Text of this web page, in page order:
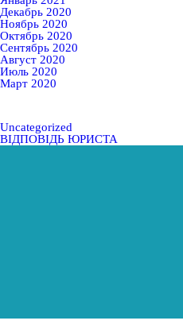
Декабрь 2020
Ноябрь 2020
Октябрь 2020
Сентябрь 2020
Август 2020
Июль 2020
Март 2020
Uncategorized
ВІДПОВІДЬ ЮРИСТА